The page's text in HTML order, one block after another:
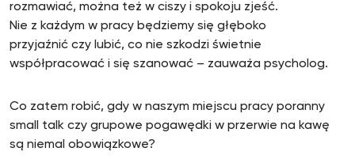
rozmawiać, można też w ciszy i spokoju zjeść.
Nie z każdym w pracy będziemy się głęboko
przyjaźnić czy lubić, co nie szkodzi świetnie
współpracować i się szanować – zauważa psycholog.
Co zatem robić, gdy w naszym miejscu pracy poranny
small talk czy grupowe pogawędki w przerwie na kawę
są niemal obowiązkowe?